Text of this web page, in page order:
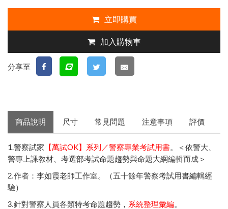
立即購買
加入購物車
分享至
商品說明 尺寸 常見問題 注意事項 評價
1.警察試家 【萬試OK】系列／警察專業考試用書。＜依警大、
警專上課教材、 考選部考試命題趨勢與命題大綱編輯而成＞
2.作者：李如霞老師工作室。（五十餘年警察考試用書編輯經
驗）
3.針對警察人員各類特考命題趨勢， 系統整理彙編。